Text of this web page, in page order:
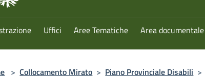
Uffici Aree Tematiche Area documentale
> Collocamento Mirato > Piano Provinciale Disabili >